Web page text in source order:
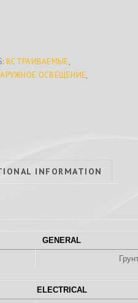
ВСТРАИВАЕМЫЕ,
ОСВЕЩЕНИЕ,
INFORMATION
GENERAL
ELECTRICAL